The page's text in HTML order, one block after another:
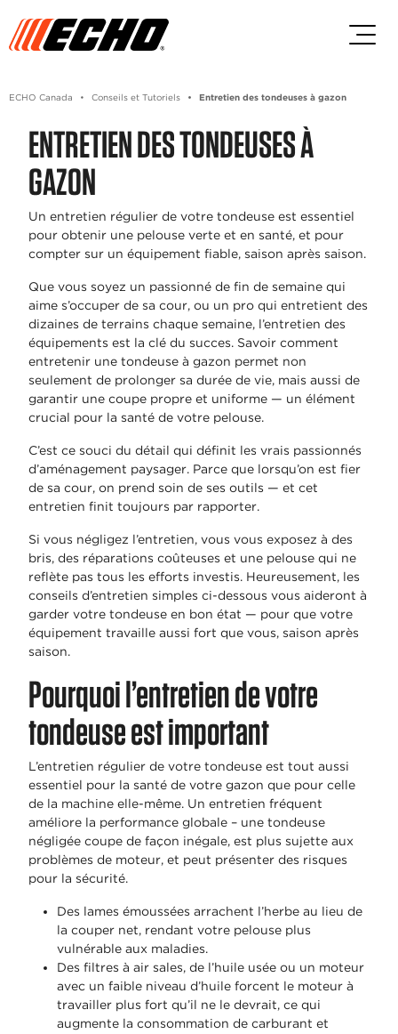
ECHO Canada Conseils et Tutoriels Entretien des tondeuses à gazon
ENTRETIEN DES TONDEUSES À
GAZON
Un entretien régulier de votre tondeuse est essentiel
pour obtenir une pelouse verte et en santé, et pour
compter sur un équipement fiable, saison après saison.
Que vous soyez un passionné de fin de semaine qui
aime s’occuper de sa cour, ou un pro qui entretient des
dizaines de terrains chaque semaine, l’entretien des
équipements est la clé du succes. Savoir comment
entretenir une tondeuse à gazon permet non
seulement de prolonger sa durée de vie, mais aussi de
garantir une coupe propre et uniforme — un élément
crucial pour la santé de votre pelouse.
C’est ce souci du détail qui définit les vrais passionnés
d’aménagement paysager. Parce que lorsqu’on est fier
de sa cour, on prend soin de ses outils — et cet
entretien finit toujours par rapporter.
Si vous négligez l’entretien, vous vous exposez à des
bris, des réparations coûteuses et une pelouse qui ne
reflète pas tous les efforts investis. Heureusement, les
conseils d’entretien simples ci-dessous vous aideront à
garder votre tondeuse en bon état — pour que votre
équipement travaille aussi fort que vous, saison après
saison.
Pourquoi l’entretien de votre
tondeuse est important
L’entretien régulier de votre tondeuse est tout aussi
essentiel pour la santé de votre gazon que pour celle
de la machine elle-même. Un entretien fréquent
améliore la performance globale – une tondeuse
négligée coupe de façon inégale, est plus sujette aux
problèmes de moteur, et peut présenter des risques
pour la sécurité.
Des lames émoussées arrachent l’herbe au lieu de
la couper net, rendant votre pelouse plus
vulnérable aux maladies.
Des filtres à air sales, de l’huile usée ou un moteur
avec un faible niveau d’huile forcent le moteur à
travailler plus fort qu’il ne le devrait, ce qui
augmente la consommation de carburant et